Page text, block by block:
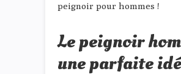
peignoir pour hommes !
Le peignoir
une parfaite